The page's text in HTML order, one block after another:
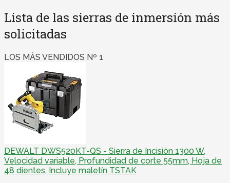
Lista de las sierras de inmersión más
solicitadas
LOS MÁS VENDIDOS Nº 1
DEWALT DWS520KT-QS - Sierra de Incisión 1300 W,
Velocidad variable, Profundidad de corte 55mm, Hoja de
48 dientes, Incluye maletín TSTAK